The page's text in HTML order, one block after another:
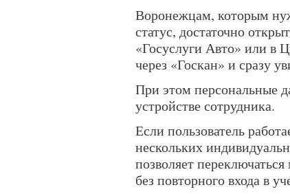
Воронежцам, которым
статус, достаточно
«Госуслуги Авто» или в
через «Госкан» и сразу
При этом персональные
устройстве сотрудника.
Если пользователь
нескольких
позволяет
без повторного входа в